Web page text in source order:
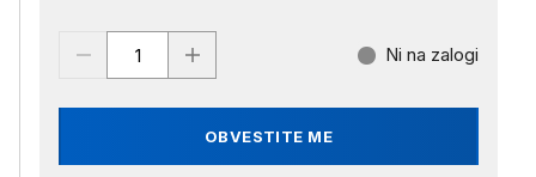
OBVESTITE ME
Ni na zalogi